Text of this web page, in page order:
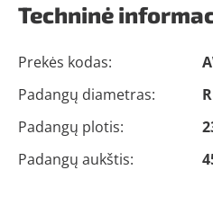
Techninė
Prekės kodas:
Padangų diametras:
Padangų plotis:
Padangų aukštis: